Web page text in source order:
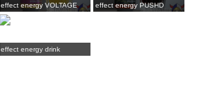
effect energy VOLTAGE effect energy PUSHD
effect energy drink